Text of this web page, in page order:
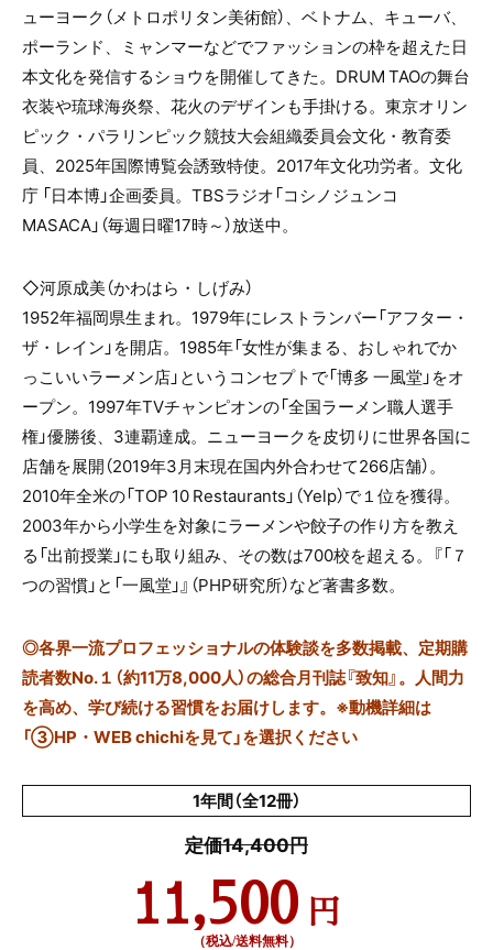
ューヨーク（メトロポリタン美術館）、ベトナム、キューバ、
ポーランド、ミャンマーなどでファッションの枠を超えた日
本文化を発信するショウを開催してきた。DRUM TAOの舞台
衣装や琉球海炎祭、花火のデザインも手掛ける。東京オリン
ピック・パラリンピック競技大会組織委員会文化・教育委
員、2025年国際博覧会誘致特使。2017年文化功労者。文化
庁 「日本博」企画委員。TBSラジオ「コシノジュンコ
MASACA」（毎週日曜17時～）放送中。
◇河原成美（かわはら・しげみ）
1952年福岡県生まれ。1979年にレストランバー「アフター・
ザ・レイン」を開店。1985年「女性が集まる、おしゃれでか
っこいいラーメン店」というコンセプトで「博多 一風堂」をオ
ープン。1997年TVチャンピオンの「全国ラーメン職人選手
権」優勝後、3連覇達成。ニューヨークを皮切りに世界各国に
店舗を展開（2019年3月末現在国内外合わせて266店舗）。
2010年全米の「TOP 10 Restaurants」（Yelp）で１位を獲得。
2003年から小学生を対象にラーメンや餃子の作り方を教え
る「出前授業」にも取り組み、その数は700校を超える。『「７
つの習慣」と「一風堂」』（PHP研究所）など著書多数。
◎各界一流プロフェッショナルの体験談を多数掲載、定期購
読者数No.１（約11万8,000人）の総合月刊誌『致知』。人間力
を高め、学び続ける習慣をお届けします。※動機詳細は
「③HP・WEB chichiを見て」を選択ください
1年間（全12冊）
定価14,400円
11,500 円
（税込/送料無料）